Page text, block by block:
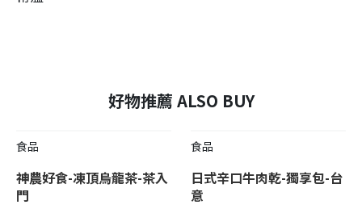
好物推薦 ALSO BUY
食品
神農好食-凍頂烏龍茶-茶入
門
食品
日式辛口牛肉乾-獨享包-台
意